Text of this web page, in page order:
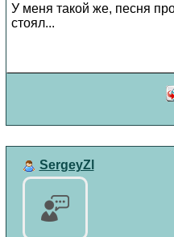
У меня такой же, песня
стоял...
SergeyZl